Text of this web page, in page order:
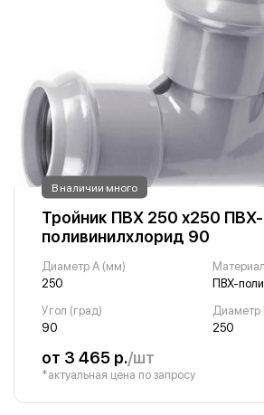
В наличии много
Тройник ПВХ 250 х250 ПВХ-
поливинилхлорид 90
Диаметр A (мм)
250
Материал
ПВХ-
Угол (град)
90
Диаметр
250
от 3 465 р./шт
*актуальная цена по запросу